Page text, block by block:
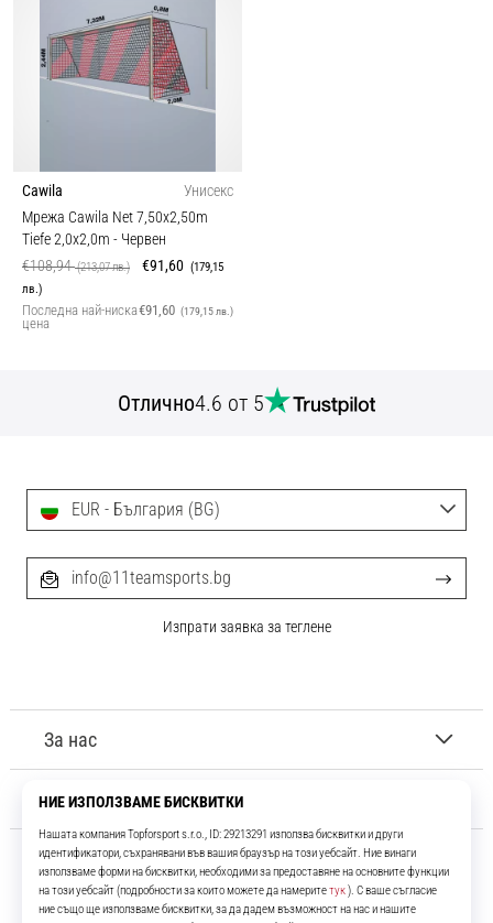
Cawila
Унисекс
Мрежа Cawila Net 7,50x2,50m
Tiefe 2,0x2,0m - Червен
€108,94(213,07 лв.) €91,60 (179,15
лв.)
Последна най-ниска
цена
€91,60 (179,15 лв.)
Отлично4.6 от 5
За нас
Обслужване на клиенти
EUR - България (BG)
info@11teamsports.bg
Изпрати заявка за теглене